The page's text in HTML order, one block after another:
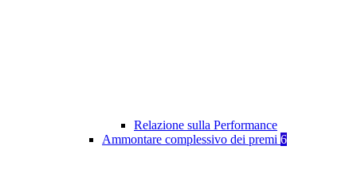
Relazione sulla Performance
Ammontare complessivo dei premi 6